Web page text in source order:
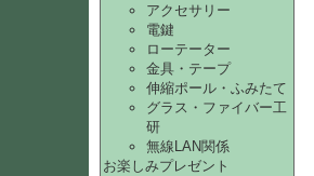
アクセサリー
電鍵
ローテーター
金具・テープ
伸縮ポール・ふみたて
グラス・ファイバー工
研
無線LAN関係
お楽しみプレゼント